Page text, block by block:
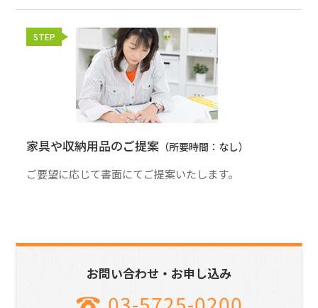
STEP
家具や収納用品のご提案 （所要時間：なし）
ご要望に応じて書面にてご提案いたします。
お問い合わせ・お申し込み